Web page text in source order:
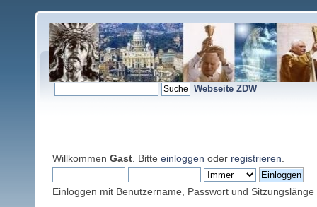
Webseite ZDW
Willkommen Gast . Bitte einloggen oder registrieren
Einloggen mit Benutzername, Passwort und Sitzungslänge